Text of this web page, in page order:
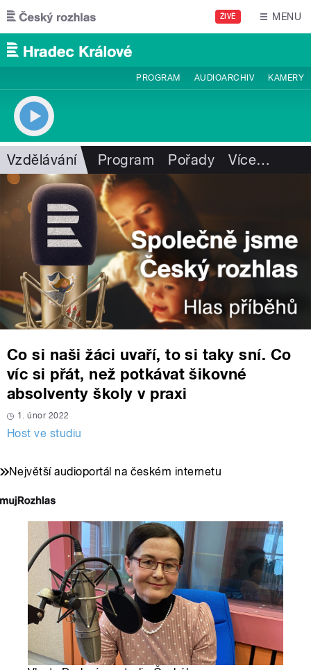
Přejít k hlavnímu obsahu
ŽIVĚ MENU
PROGRAM AUDIOARCHIV KAMERY
Vzdělávání Program Pořady Více…
Co si naši žáci uvaří, to si taky sní. Co
víc si přát, než potkávat šikovné
absolventy školy v praxi
1. únor 2022
Host ve studiu
Největší audioportál na českém internetu